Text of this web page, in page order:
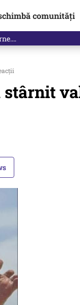
comunități
stârnit